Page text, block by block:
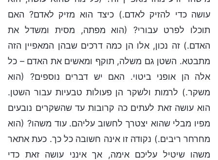
עושה כדי להזיק לאדם.) כיצד הוא מזיק לאדם? האם
תוכלו לפרט עבורי? (הוא מפתה, מסית ומשדל את
האדם.) זה נכון, אלו הן כמה דרכים שבהן המאפיין הזה
מתבטא. השטן גם משלה, תוקף ומאשים את האדם – כל
אלה הן אופני ביטוי. האם יש דברים נוספים? (הוא
משקר.) לרמות ולשקר הן פעולות טבעיות עבור השטן.
הוא עושה זאת לעתים כה קרובות עד שהשקרים נובעים
מפיו מבלי שהוא יצטרך לחשוב עליהם. עוד משהו? (הוא
מחרחר ריבים.) נקודה זו אינה חשובה כל כך. כעת אתאר
משהו שיטיל עליכם אימה, אך אינני עושה זאת כדי